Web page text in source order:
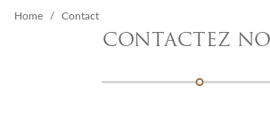
Home Contact
CONTACTEZ